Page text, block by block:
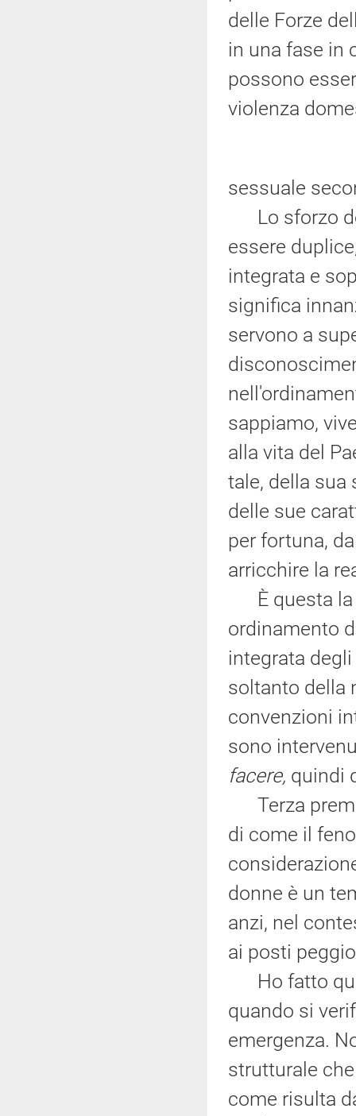
delle Forze
in una fase in
possono
violenza
sessuale
Lo sforzo
essere
integrata e
significa
servono a
sappiamo,
alla vita del
tale, della sua
delle sue
per fortuna,
arricchire la
È questa la
ordinamento
integrata
soltanto della
convenzioni
sono
facere, quindi
Terza
di come il
donne è un
anzi, nel
ai posti
Ho fatto
quando si
emergenza.
strutturale
come risulta